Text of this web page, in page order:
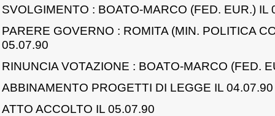
SVOLGIMENTO : BOATO-MARCO (FED. EUR.) IL
PARERE GOVERNO : ROMITA (MIN. POLITICA
05.07.90
RINUNCIA VOTAZIONE : BOATO-MARCO (FED.
ABBINAMENTO PROGETTI DI LEGGE IL
ATTO ACCOLTO IL 05.07.90